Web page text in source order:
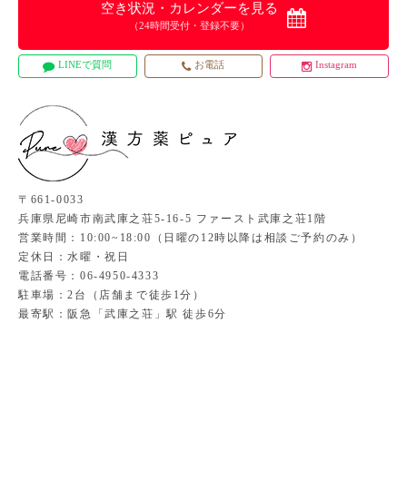
〒661-0033
兵庫県尼崎市南武庫之荘5-16-5 ファースト武庫之荘1階
営業時間：10:00~18:00（日曜の12時以降は相談ご予約のみ）
定休日：水曜・祝日
電話番号：06-4950-4333
駐車場：2台（店舗まで徒歩1分）
最寄駅：阪急「武庫之荘」駅 徒歩6分
空き状況・カレンダーを見る
（24時間受付・登録不要）
LINEで質問 お電話 Instagram